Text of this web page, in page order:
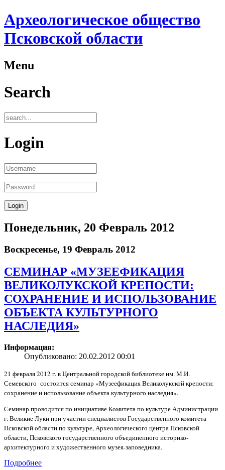
Археологическое общество
Псковской области
Menu
Search
Login
Понедельник, 20 Февраль 2012
Воскресенье, 19 Февраль 2012
СЕМИНАР «МУЗЕЕФИКАЦИЯ
ВЕЛИКОЛУКСКОЙ КРЕПОСТИ:
СОХРАНЕНИЕ И ИСПОЛЬЗОВАНИЕ
ОБЪЕКТА КУЛЬТУРНОГО
НАСЛЕДИЯ»
Информация:
Опубликовано: 20.02.2012 00:01
21 февраля 2012 г. в Центральной городской библиотеке им. М.И.
Семевского состоится семинар «Музеефикация Великолукской крепости:
сохранение и использование объекта культурного наследия».
Семинар проводится по инициативе Комитета по культуре Администрации
г. Великие Луки при участии специалистов Государственного комитета
Псковской области по культуре, Археологического центра Псковской
области, Псковского государственного объединенного историко-
архитектурного и художественного музея-заповедника.
Подробнее